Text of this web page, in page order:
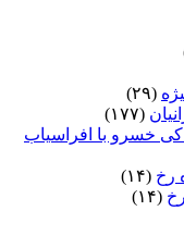
(۲۹)
(۱۷۷)
خسرو با افراسیاب
رخ (۱۴)
(۱۴)